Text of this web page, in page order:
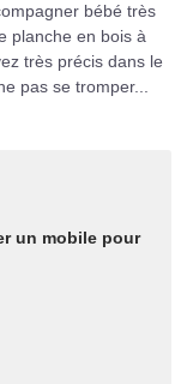
bébé très
planche en bois à
très précis dans le
pas se tromper...
un mobile pour